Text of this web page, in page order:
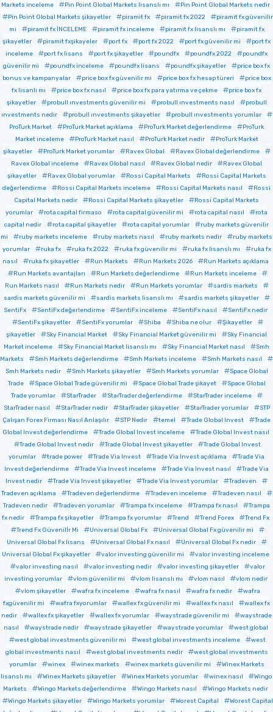
Markets inceleme
Pin Point Global Markets lisanslı mı
Pin Point Global Markets nedir
Pin Point Global Markets şikayetler
piramit fx piramit fx 2022
piramit fx güvenilir
mi
piramit fx İNCELEME piramit fx inceleme piramit fx lisanslı mı
piramit fx
şikayetler
piramit fxşikayeler port fx port fx 2022 port fx güvenilir mi
port fx
inceleme
port fx lisans port fx şikayetler poundfx poundfx 2022
poundfx
güvenilir mi
poundfx inceleme poundfx lisans poundfx şikayetler
price box fx
bonus ve kampanyalar
price box fx güvenilir mi price box fx hesap türeri
price box
fx lisanlı mı
price box fx nasıl price box fx para yatırma ve çekme
price box fx
şikayetler
probull ınvestments güvenilir mi probull ınvestments nasıl
probull
ınvestments nedir
probull ınvestments şikayetler
probull ınvestments yorumlar
ProTurk Market
ProTurk Market açıklama ProTurk Market değerlendirme
ProTurk
Market inceleme
ProTurk Market nasıl ProTurk Market nedir
ProTurk Market
şikayetler
ProTurk Market yorumlar Ravex Global
Ravex Global değerlendirme
Ravex Global inceleme
Ravex Global nasıl Ravex Global nedir
Ravex Global
şikayetler
Ravex Global yorumlar Rossi Capital Markets
Rossi Capital Markets
değerlendirme
Rossi Capital Markets inceleme Rossi Capital Markets nasıl
Rossi
Capital Markets nedir
Rossi Capital Markets şikayetler
Rossi Capital Markets
yorumlar
rota capital firmaso rota capital güvenilir mi rota capital nasıl
rota
capital nedir
rota capital şikayetler rota capital yorumlar
ruby markets güvenilir
mi
ruby markets inceleme ruby markets nasıl ruby markets nedir
ruby markets
yorumlar
ruka fx ruka fx 2022 ruka fx güvenilir mi ruka fx lisanslı mı
ruka fx
nasıl
ruka fx şikayetler Run Markets Run Markets 2026
Run Markets açıklama
Run Markets avantajları
Run Markets değerlendirme
Run Markets inceleme
Run Markets nasıl
Run Markets nedir Run Markets yorumlar
sardis markets
sardis markets güvenilir mi
sardis markets lisanslı mı
sardis markets şikayetler
SentiFx
SentiFx değerlendirme SentiFx inceleme SentiFx nasıl
SentiFx nedir
SentiFx şikayetler
SentiFx yorumlar Shiba Shiba ne olur
Şikayetler
şikayetler
Sky Financial Market Sky Financial Market güvenilir mi
Sky Financial
Market inceleme
Sky Financial Market lisanslı mı Sky Financial Market nasıl
Smh
Markets
Smh Markets değerlendirme Smh Markets inceleme
Smh Markets nasıl
Smh Markets nedir
Smh Markets şikayetler Smh Markets yorumlar
Space Global
Trade
Space Global Trade güvenilir mi Space Global Trade şikayet
Space Global
Trade yorumlar
StarTrader StarTrader değerlendirme
StarTrader inceleme
StarTrader nasıl
StarTrader nedir StarTrader şikayetler StarTrader yorumlar
STP
Çalışan Forex Firması Nasıl Anlaşılır
STP Nedir temel Trade Global Invest
Trade
Global Invest değerlendirme
Trade Global Invest inceleme
Trade Global Invest nasıl
Trade Global Invest nedir
Trade Global Invest şikayetler
Trade Global Invest
yorumlar
trade power Trade Via Invest Trade Via Invest açıklama
Trade Via
Invest değerlendirme
Trade Via Invest inceleme Trade Via Invest nasıl
Trade Via
Invest nedir
Trade Via Invest şikayetler Trade Via Invest yorumlar
Tradeven
Tradeven açıklama
Tradeven değerlendirme Tradeven inceleme
Tradeven nasıl
Tradeven nedir
Tradeven yorumlar Trampa fx inceleme Trampa fx nasıl
Trampa
fx nedir
Trampa fx şikayetler Trampa fx yorumlar Trend Trend Forex
Trend Fx
Trend Fx Güvenilİr Mi
Universal Global Fx
Universal Global Fx güvenilir mi
Universal Global Fx lisans
Universal Global Fx nasıl
Universal Global Fx nedir
Universal Global Fx şikayetler
valor investing güvenilir mi
valor investing inceleme
valor investing nasıl
valor investing nedir valor investing şikayetler
valor
investing yorumlar
vlom güvenilir mi vlom lisanslı mı vlom nasıl
vlom nedir
vlom şikayetler
wafra fx inceleme wafra fx nasıl wafra fx nedir
wafra
fxgüvenilir mi
wafra fxyorumlar wallex fx güvenilir mi wallex fx nasıl
wallex fx
nedir
wallex fx şikayetler wallex fx yorumlar waystrade güvenilir mi
waystrade
nasıl
waystrade nedir waystrade şikayetler waystrade yorumlar
west global
west global investments güvenilir mi
west global investments inceleme
west
global investments nasıl
west global investments nedir
west global investments
yorumlar
winex winex markets winex markets güvenilir mi
Winex Markets
lisanslı mı
Winex Markets şikayetler Winex Markets yorumlar winex nasıl
Wingo
Markets
Wingo Markets değerlendirme Wingo Markets nasıl
Wingo Markets nedir
Wingo Markets şikayetler
Wingo Markets yorumlar Worest Capital
Worest Capital